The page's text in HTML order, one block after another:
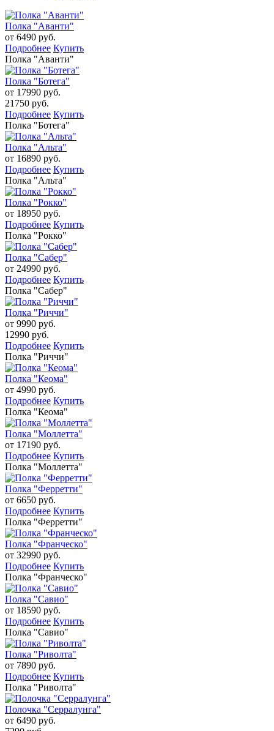
Полка "Аванти"
от 6490 руб.
Подробнее Купить
Полка "Аванти"
Полка "Ботега"
от 17990 руб.
21750 руб.
Подробнее Купить
Полка "Ботега"
Полка "Альта"
от 16890 руб.
Подробнее Купить
Полка "Альта"
Полка "Рокко"
от 18950 руб.
Подробнее Купить
Полка "Рокко"
Полка "Сабер"
от 24990 руб.
Подробнее Купить
Полка "Сабер"
Полка "Риччи"
от 9990 руб.
12990 руб.
Подробнее Купить
Полка "Риччи"
Полка "Кеома"
от 4990 руб.
Подробнее Купить
Полка "Кеома"
Полка "Моллетта"
от 17190 руб.
Подробнее Купить
Полка "Моллетта"
Полка "Ферретти"
от 6650 руб.
Подробнее Купить
Полка "Ферретти"
Полка "Франческо"
от 32990 руб.
Подробнее Купить
Полка "Франческо"
Полка "Савио"
от 18590 руб.
Подробнее Купить
Полка "Савио"
Полка "Риволта"
от 7890 руб.
Подробнее Купить
Полка "Риволта"
Полочка "Серралунга"
от 6490 руб.